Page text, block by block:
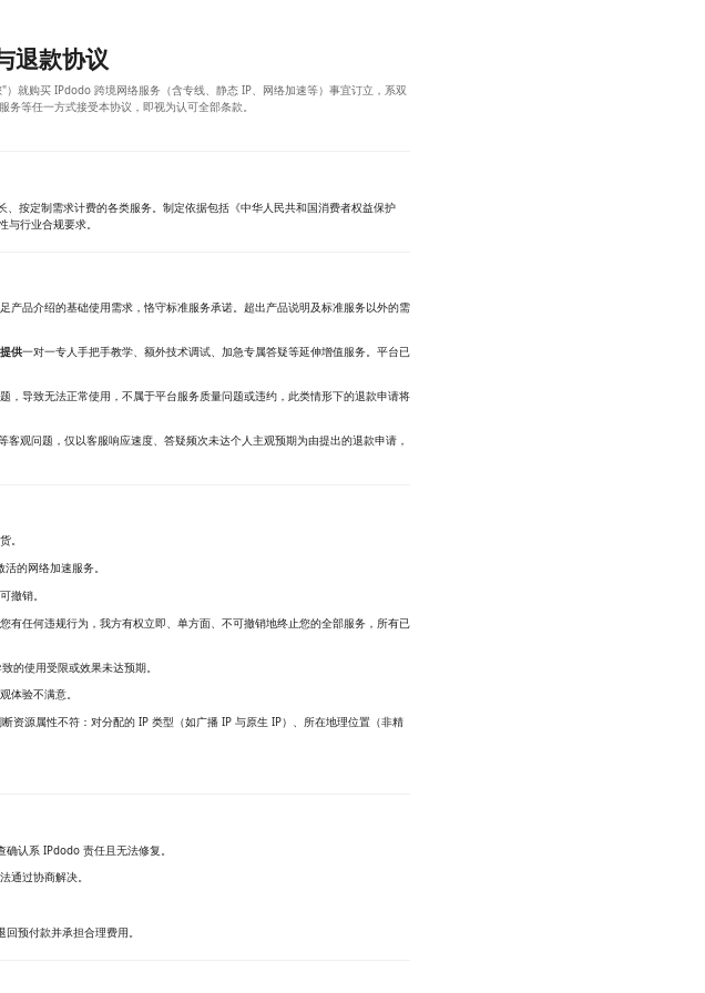
退款协议
就购买 IPdodo 跨境网络服务（含专线、静态 IP、网络加速等）事宜订立，系双
等任一方式接受本协议，即视为认可全部条款。
按定制需求计费的各类服务。制定依据包括《中华人民共和国消费者权益保护
行业合规要求。
品介绍的基础使用需求，恪守标准服务承诺。超出产品说明及标准服务以外的需
供一对一专人手把手教学、额外技术调试、加急专属答疑等延伸增值服务。平台已
，导致无法正常使用，不属于平台服务质量问题或违约，此类情形下的退款申请将
观问题，仅以客服响应速度、答疑频次未达个人主观预期为由提出的退款申请，
。
的网络加速服务。
撤销。
任何违规行为，我方有权立即、单方面、不可撤销地终止您的全部服务，所有已
的使用受限或效果未达预期。
体验不满意。
源属性不符：对分配的 IP 类型（如广播 IP 与原生 IP）、所在地理位置（非精
认系 IPdodo 责任且无法修复。
通过协商解决。
预付款并承担合理费用。